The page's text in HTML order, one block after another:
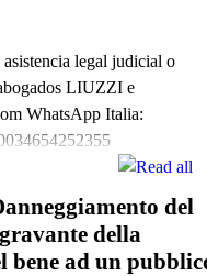
legal judicial o
LIUZZI e
WhatsApp Italia:
del
della
bene ad un